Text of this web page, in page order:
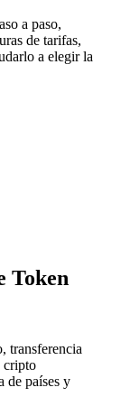
y materias
a paso,
de tarifas,
a elegir la
Token
transferencia
cripto
de países y